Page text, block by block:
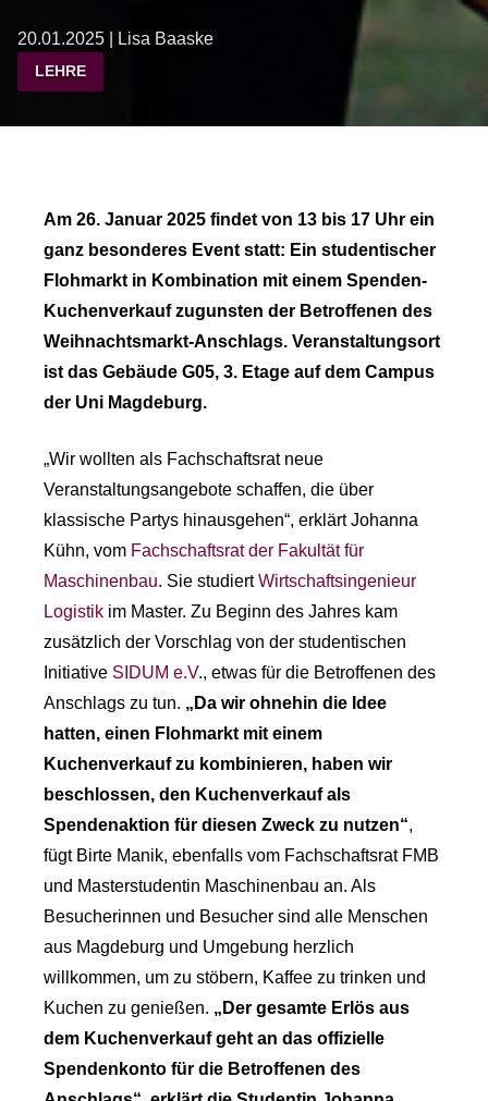
20.01.2025 | Lisa Baaske
LEHRE
Am 26. Januar 2025 findet von 13 bis 17 Uhr ein
ganz besonderes Event statt: Ein studentischer
Flohmarkt in Kombination mit einem Spenden-
Kuchenverkauf zugunsten der Betroffenen des
Weihnachtsmarkt-Anschlags. Veranstaltungsort
ist das Gebäude G05, 3. Etage auf dem Campus
der Uni Magdeburg.
„Wir wollten als Fachschaftsrat neue
Veranstaltungsangebote schaffen, die über
klassische Partys hinausgehen“, erklärt Johanna
Kühn, vom Fachschaftsrat der Fakultät für
Maschinenbau. Sie studiertWirtschaftsingenieur
Logistik im Master. Zu Beginn des Jahres kam
zusätzlich der Vorschlag von der studentischen
Initiative SIDUM e.V., etwas für die Betroffenen des
Anschlags zu tun. „Da wir ohnehin die Idee
hatten, einen Flohmarkt mit einem
Kuchenverkauf zu kombinieren, haben wir
beschlossen, den Kuchenverkauf als
Spendenaktion für diesen Zweck zu nutzen“,
fügt Birte Manik, ebenfalls vom Fachschaftsrat FMB
und Masterstudentin Maschinenbau an. Als
Besucherinnen und Besucher sind alle Menschen
aus Magdeburg und Umgebung herzlich
willkommen, um zu stöbern, Kaffee zu trinken und
Kuchen zu genießen. „Der gesamte Erlös aus
dem Kuchenverkauf geht an das offizielle
Spendenkonto für die Betroffenen des